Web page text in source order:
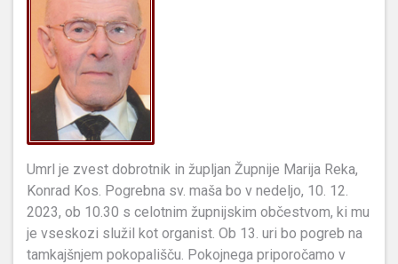
Umrl je zvest dobrotnik in župljan Župnije Marija Reka,
Konrad Kos. Pogrebna sv. maša bo v nedeljo, 10. 12.
2023, ob 10.30 s celotnim župnijskim občestvom, ki mu
je vseskozi služil kot organist. Ob 13. uri bo pogreb na
tamkajšnjem pokopališču. Pokojnega priporočamo v